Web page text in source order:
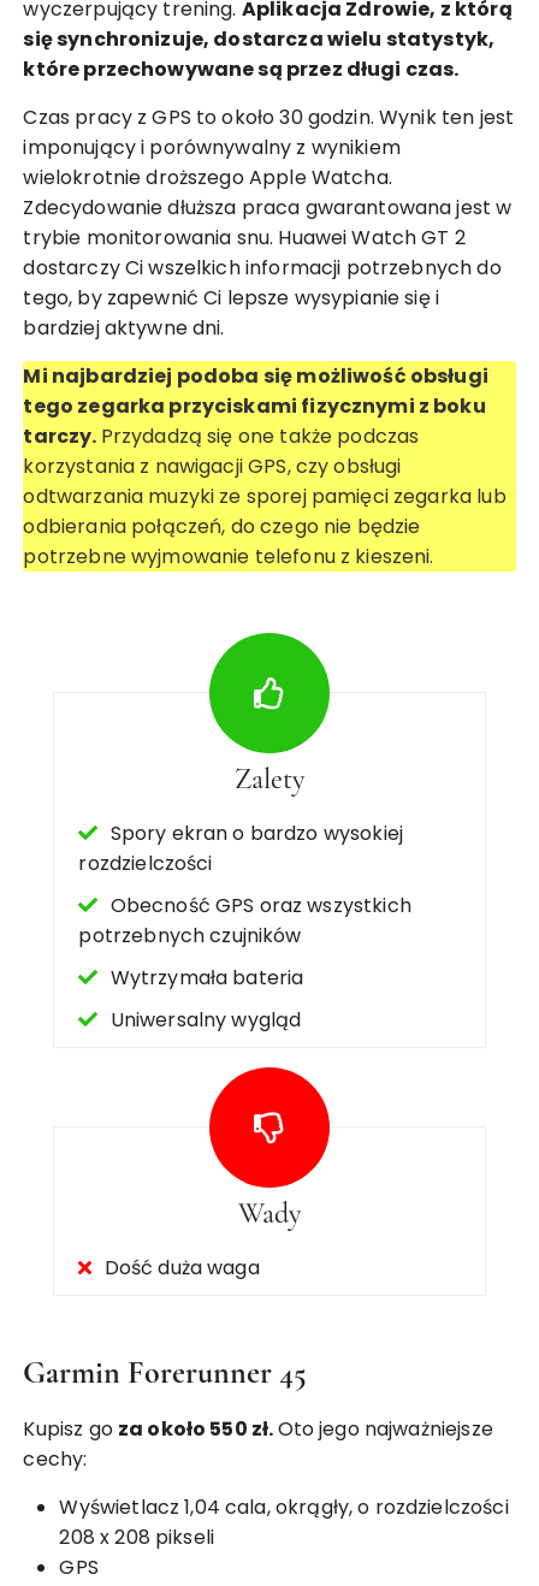
wyczerpujący trening. Aplikacja Zdrowie, z którą
się synchronizuje, dostarcza wielu statystyk,
które przechowywane są przez długi czas.
Czas pracy z GPS to około 30 godzin. Wynik ten jest
imponujący i porównywalny z wynikiem
wielokrotnie droższego Apple Watcha.
Zdecydowanie dłuższa praca gwarantowana jest w
trybie monitorowania snu. Huawei Watch GT 2
dostarczy Ci wszelkich informacji potrzebnych do
tego, by zapewnić Ci lepsze wysypianie się i
bardziej aktywne dni.
Mi najbardziej podoba się możliwość obsługi
tego zegarka przyciskami fizycznymi z boku
tarczy. Przydadzą się one także podczas
korzystania z nawigacji GPS, czy obsługi
odtwarzania muzyki ze sporej pamięci zegarka lub
odbierania połączeń, do czego nie będzie
potrzebne wyjmowanie telefonu z kieszeni.
Zalety
Spory ekran o bardzo wysokiej
rozdzielczości
Obecność GPS oraz wszystkich
potrzebnych czujników
Wytrzymała bateria
Uniwersalny wygląd
Wady
Dość duża waga
Garmin Forerunner 45
Kupisz go za około 550 zł.Oto jego najważniejsze
cechy:
Wyświetlacz 1,04 cala, okrągły, o rozdzielczości
208 x 208 pikseli
GPS